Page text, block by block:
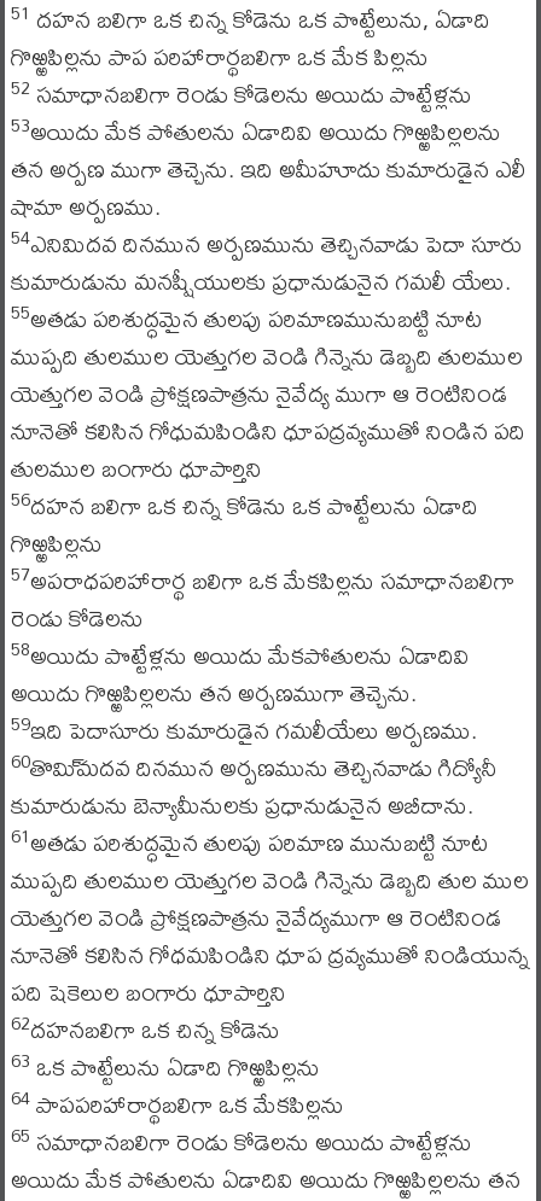
51 దహన బలిగా ఒక చిన్న కోడెను ఒక పొట్టేలును, ఏడాది
గొఱ్ఱపిల్లను పాప పరిహారార్థబలిగా ఒక మేక పిల్లను
52 సమాధానబలిగా రెండు కోడెలను అయిదు పొట్టేళ్లను
53అయిదు మేక పోతులను ఏడాదివి అయిదు గొఱ్ఱపిల్లలను
తన అర్పణ ముగా తెచ్చెను. ఇది అమీహూదు కుమారుడైన ఎలీ
షామా అర్పణము.
54ఎనిమిదవ దినమున అర్పణమును తెచ్చినవాడు పెదా సూరు
కుమారుడును మనష్షీయులకు ప్రధానుడునైన గమలీ యేలు.
55అతడు పరిశుద్ధమైన తులపు పరిమాణమునుబట్టి నూట
ముప్పది తులముల యెత్తుగల వెండి గిన్నెను డెబ్బది తులముల
యెత్తుగల వెండి ప్రోక్షణపాత్రను నైవేద్య ముగా ఆ రెంటినిండ
నూనెతో కలిసిన గోధుమపిండిని ధూపద్రవ్యముతో నిండిన పది
తులముల బంగారు ధూపార్తిని
56దహన బలిగా ఒక చిన్న కోడెను ఒక పొట్టేలును ఏడాది
గొఱ్ఱపిల్లను
57అపరాధపరిహారార్థ బలిగా ఒక మేకపిల్లను సమాధానబలిగా
రెండు కోడెలను
58అయిదు పొట్టేళ్లను అయిదు మేకపోతులను ఏడాదివి
అయిదు గొఱ్ఱపిల్లలను తన అర్పణముగా తెచ్చెను.
59ఇది పెదాసూరు కుమారుడైన గమలీయేలు అర్పణము.
60తొమి్మదవ దినమున అర్పణమును తెచ్చినవాడు గిద్యోనీ
కుమారుడును బెన్యామీనులకు ప్రధానుడునైన అబీదాను.
61అతడు పరిశుద్ధమైన తులపు పరిమాణ మునుబట్టి నూట
ముప్పది తులముల యెత్తుగల వెండి గిన్నెను డెబ్బది తుల ముల
యెత్తుగల వెండి ప్రోక్షణపాత్రను నైవేద్యముగా ఆ రెంటినిండ
నూనెతో కలిసిన గోధమపిండిని ధూప ద్రవ్యముతో నిండియున్న
పది షెకెలుల బంగారు ధూపార్తిని
62దహనబలిగా ఒక చిన్న కోడెను
63 ఒక పొట్టేలును ఏడాది గొఱ్ఱపిల్లను
64పాపపరిహారార్థబలిగా ఒక మేకపిల్లను
65 సమాధానబలిగా రెండు కోడెలను అయిదు పొట్టేళ్లను
అయిదు మేక పోతులను ఏడాదివి అయిదు గొఱ్ఱపిల్లలను తన